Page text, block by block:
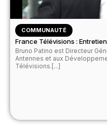
COMMUNAUTÉ
France Télévisions :
Bruno Patino est Directeur
Antennes et aux
Télévisions.[...]